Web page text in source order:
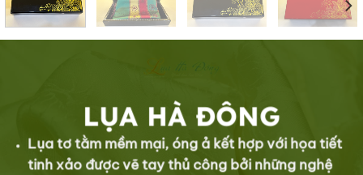
LỤA HÀ ĐÔNG
Lụa tơ tằm mềm mại, óng ả kết hợp với họa tiết
tinh xảo được vẽ tay thủ công bởi những nghệ